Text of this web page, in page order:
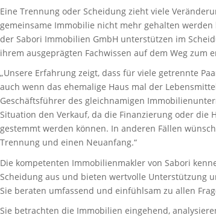
Eine Trennung oder Scheidung zieht viele
gemeinsame Immobilie nicht mehr gehalten
der Sabori Immobilien GmbH unterstützen im
ihrem ausgeprägten Fachwissen auf dem Weg zum
„Unsere Erfahrung zeigt, dass für viele getrennte
auch wenn das ehemalige Haus mal der
Geschäftsführer des gleichnamigen
Situation den Verkauf, da die Finanzierung oder
gestemmt werden können. In anderen Fällen
Trennung und einen Neuanfang.“
Die kompetenten Immobilienmakler von Sabori
Scheidung aus und bieten wertvolle Unterstützung
Sie beraten umfassend und einfühlsam zu allen
Sie betrachten die Immobilien eingehend,